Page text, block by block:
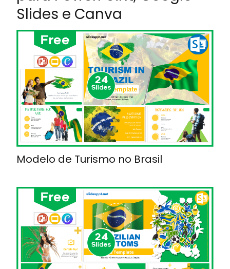
Slides e Canva
Modelo de Turismo no Brasil